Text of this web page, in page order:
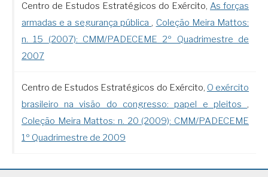
Centro de Estudos Estratégicos do Exército,As forças
armadas e a segurança pública , Coleção Meira Mattos:
n. 15 (2007): CMM/PADECEME 2º Quadrimestre de
2007
Centro de Estudos Estratégicos do Exército, O exército
brasileiro na visão do congresso: papel e pleitos ,
Coleção Meira Mattos: n. 20 (2009): CMM/PADECEME
1º Quadrimestre de 2009